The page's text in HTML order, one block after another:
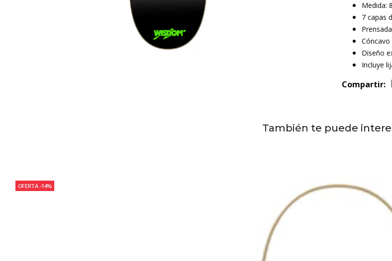
Medida:
7 capas
Diseño
Incluye
Compartir:
También te puede
OFERTA -14%